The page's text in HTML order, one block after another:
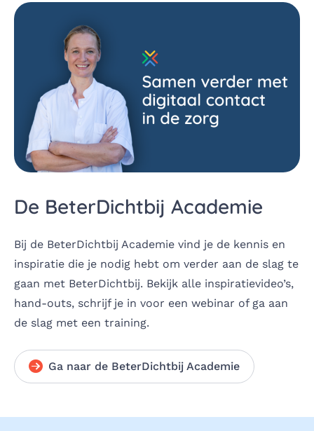
De BeterDichtbij Academie
Bij de BeterDichtbij Academie vind je de kennis en
inspiratie die je nodig hebt om verder aan de slag te
gaan met BeterDichtbij. Bekijk alle inspiratievideo’s,
hand-outs, schrijf je in voor een webinar of ga aan
de slag met een training.
Ga naar de BeterDichtbij Academie